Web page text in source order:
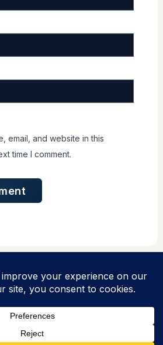
email, and website in this
time I comment.